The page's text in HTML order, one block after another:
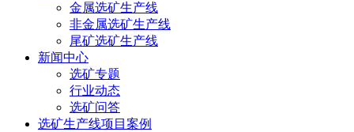
金属选矿生产线
非金属选矿生产线
尾矿选矿生产线
新闻中心
选矿专题
行业动态
选矿问答
选矿生产线项目案例